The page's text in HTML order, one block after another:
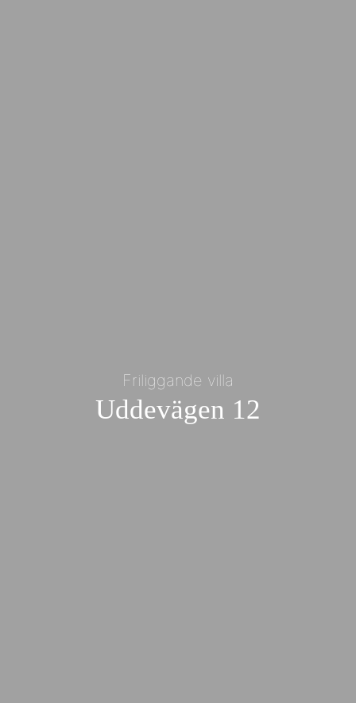
Friliggande villa
Uddevägen 12